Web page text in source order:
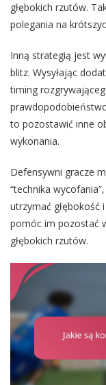
głębokich rzutów.
polegania na
Inną strategią jest
blitz. Wysyłając
timing
to pozostawić inne
wykonania.
Defensywni gracze
“technika
utrzymać głębokość
pomóc im pozostać
głębokich rzutów.